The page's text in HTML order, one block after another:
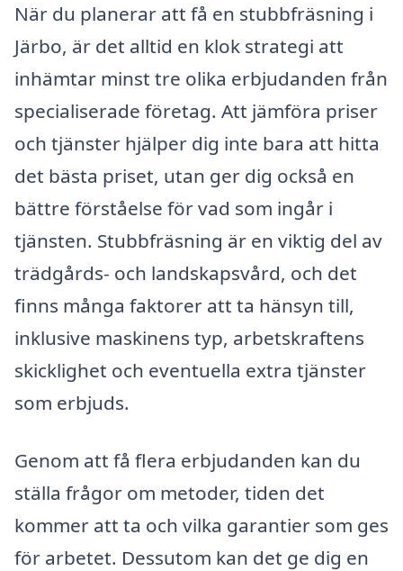
När du planerar att få en stubbfräsning i
Järbo, är det alltid en klok strategi att
inhämtar minst tre olika erbjudanden från
specialiserade företag. Att jämföra priser
och tjänster hjälper dig inte bara att hitta
det bästa priset, utan ger dig också en
bättre förståelse för vad som ingår i
tjänsten. Stubbfräsning är en viktig del av
trädgårds- och landskapsvård, och det
finns många faktorer att ta hänsyn till,
inklusive maskinens typ, arbetskraftens
skicklighet och eventuella extra tjänster
som erbjuds.
Genom att få flera erbjudanden kan du
ställa frågor om metoder, tiden det
kommer att ta och vilka garantier som ges
för arbetet. Dessutom kan det ge dig en